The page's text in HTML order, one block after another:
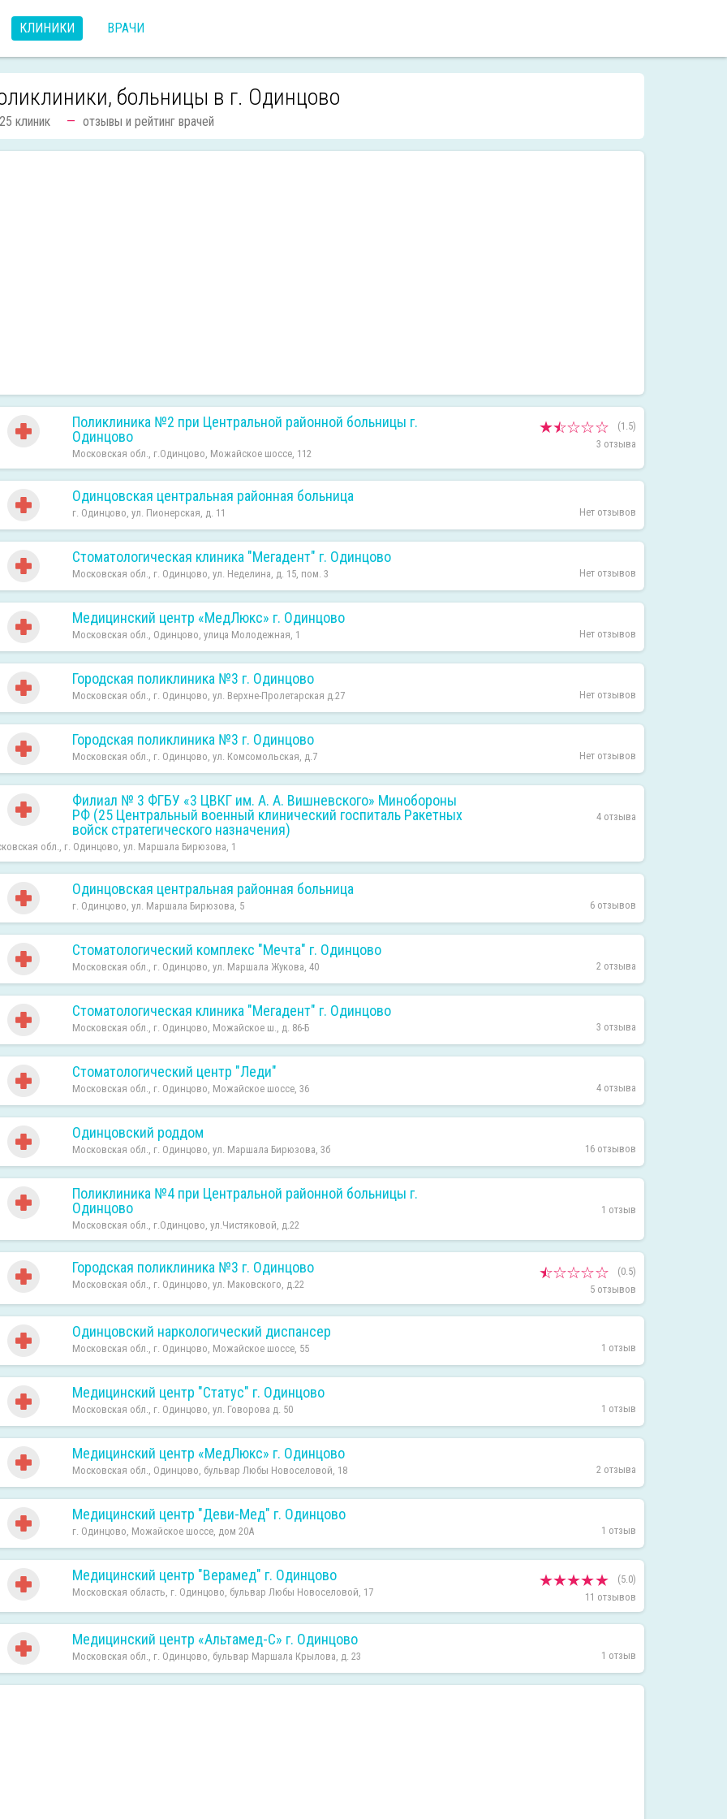
КЛИНИКИ ВРАЧИ
больницы в г. Одинцово
25 клиник отзывы и рейтинг врачей
Поликлиника №2 при Центральной районной больницы г.
Одинцово
Московская обл., г.Одинцово, Можайское шоссе, 112
(1.5)
3 отзыва
Одинцовская центральная районная больница
г. Одинцово, ул. Пионерская, д. 11 Нет отзывов
Стоматологическая клиника "Мегадент" г. Одинцово
Московская обл., г. Одинцово, ул. Неделина, д. 15, пом. 3 Нет отзывов
Медицинский центр «МедЛюкс» г. Одинцово
Московская обл., Одинцово, улица Молодежная, 1 Нет отзывов
Городская поликлиника №3 г. Одинцово
Московская обл., г. Одинцово, ул. Верхне-Пролетарская д.27 Нет отзывов
Городская поликлиника №3 г. Одинцово
Московская обл., г. Одинцово, ул. Комсомольская, д.7 Нет отзывов
Филиал № 3 ФГБУ «3 ЦВКГ им. А. А. Вишневского» Минобороны
РФ (25 Центральный военный клинический госпиталь Ракетных
войск стратегического назначения)
обл., г. Одинцово, ул. Маршала Бирюзова, 1
4 отзыва
Одинцовская центральная районная больница
г. Одинцово, ул. Маршала Бирюзова, 5 6 отзывов
Стоматологический комплекс "Мечта" г. Одинцово
Московская обл., г. Одинцово, ул. Маршала Жукова, 40 2 отзыва
Стоматологическая клиника "Мегадент" г. Одинцово
Московская обл., г. Одинцово, Можайское ш., д. 86-Б 3 отзыва
Стоматологический центр "Леди"
Московская обл., г. Одинцово, Можайское шоссе, 36 4 отзыва
Одинцовский роддом
Московская обл., г. Одинцово, ул. Маршала Бирюзова, 3б 16 отзывов
Поликлиника №4 при Центральной районной больницы г.
Одинцово
Московская обл., г.Одинцово, ул.Чистяковой, д.22
1 отзыв
Городская поликлиника №3 г. Одинцово
Московская обл., г. Одинцово, ул. Маковского, д.22
(0.5)
5 отзывов
Одинцовский наркологический диспансер
Московская обл., г. Одинцово, Можайское шоссе, 55 1 отзыв
Медицинский центр "Статус" г. Одинцово
Московская обл., г. Одинцово, ул. Говорова д. 50 1 отзыв
Медицинский центр «МедЛюкс» г. Одинцово
Московская обл., Одинцово, бульвар Любы Новоселовой, 18 2 отзыва
Медицинский центр "Деви-Мед" г. Одинцово
г. Одинцово, Можайское шоссе, дом 20А 1 отзыв
Медицинский центр "Верамед" г. Одинцово
Московская область, г. Одинцово, бульвар Любы Новоселовой, 17
(5.0)
11 отзывов
Медицинский центр «Альтамед-С» г. Одинцово
Московская обл., г. Одинцово, бульвар Маршала Крылова, д. 23 1 отзыв